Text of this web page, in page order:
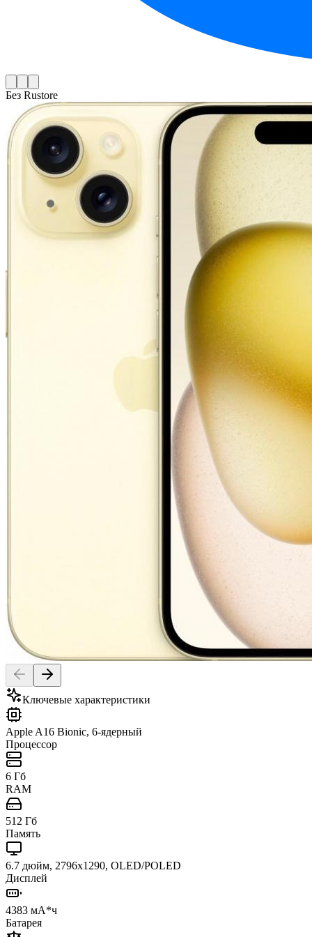
Без Rustore
Ключевые характеристики
Apple A16 Bionic, 6-ядерный
Процессор
6 Гб
RAM
512 Гб
Память
6.7 дюйм, 2796x1290, OLED/POLED
Дисплей
4383 мА*ч
Батарея